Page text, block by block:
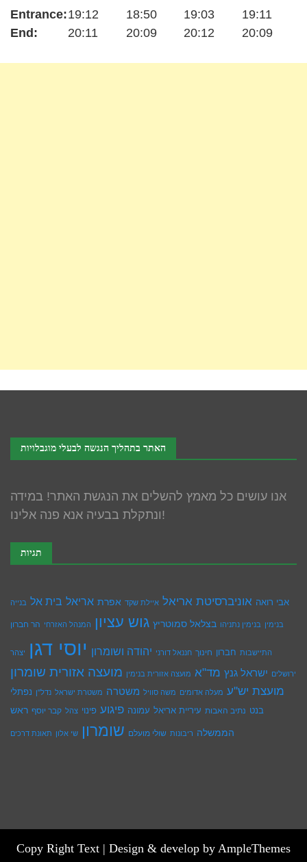
Entrance:
End:
19:12
20:11
18:50
20:09
19:03
20:12
19:11
20:09
האתר בתהליך הנגשה לבעלי מוגבלויות
אנו עושים כל מאמץ להשלים את הנגשת האתר! במידה
ונתקלת בבעיה אנא פנה אלינו!
תגיות
אבי רואה אוניברסיטת אריאל איילת שקד אפרת אריאל בית אל בנייה
בנימין בנימין נתניהו בצלאל סמוטריץ גוש עציון המנהל האזרחי הר חברון
התיישבות חברון חינוך חננאל דורני יהודה ושומרון יוסי דגן יצהר
ירושלים ישראל גנץ מד"א מועצה אזורית בנימין מועצה אזורית שומרון
מועצת יש''ע מעלה אדומים משה סוויל משטרה משטרת ישראל נדל''ן נפתלי
בנט נתיב האבות עיריית אריאל עמונה פיגוע פינוי צהל קבר יוסף ראש
הממשלה ריבונות שולי מועלם שומרון שי אלון תאונת דרכים
Copy Right Text | Design & develop by AmpleThemes